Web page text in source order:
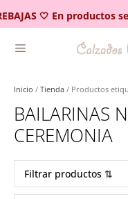
🤍 En productos
al
contenido
Inicio / Tienda / Productos
BAILARINAS
CEREMONIA
Filtrar productos ⇅